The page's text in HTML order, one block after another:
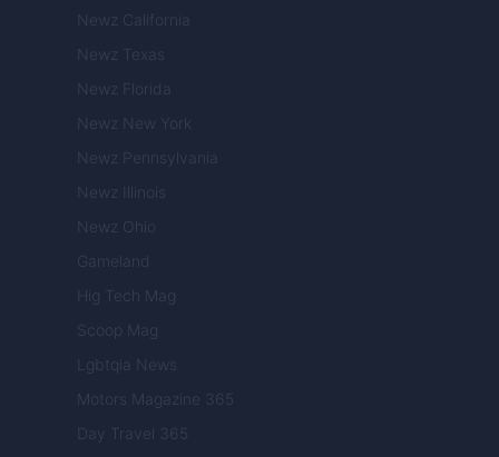
Newz California
Newz Texas
Newz Florida
Newz New York
Newz Pennsylvania
Newz Illinois
Newz Ohio
Gameland
Hig Tech Mag
Scoop Mag
Lgbtqia News
Motors Magazine 365
Day Travel 365